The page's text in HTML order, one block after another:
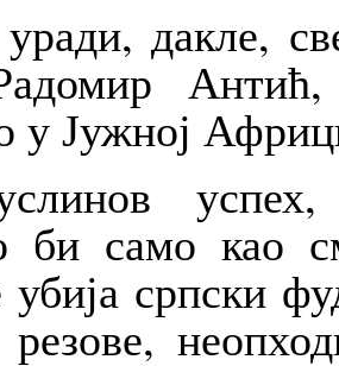
дакле,
у Јужној
би само као
убија српски